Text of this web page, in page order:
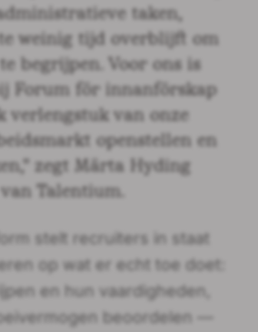
taken,
weinig tijd overblijft om
begrijpen. Voor ons is
Forum för innanförskap
verlengstuk van onze
openstellen en
zegt Märta Hyding
Talentium.
stelt recruiters in staat
op wat er echt toe doet:
en hun vaardigheden,
beoordelen —